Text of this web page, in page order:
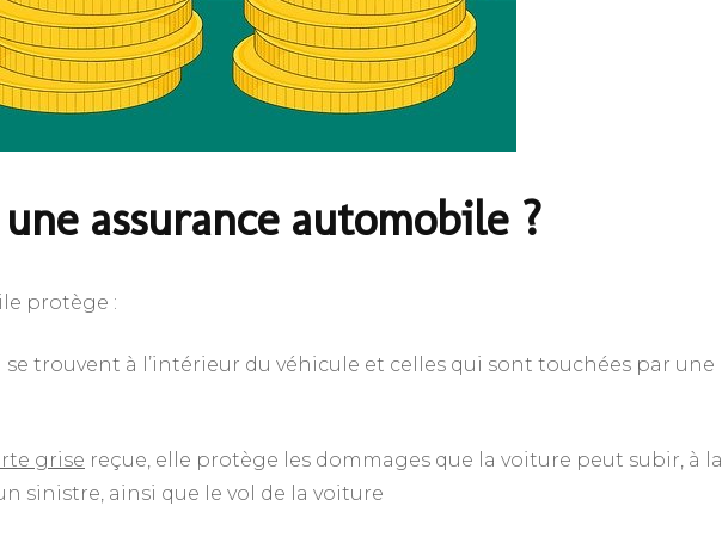
assurance automobile ?
protège :
se trouvent à l’intérieur du véhicule et celles qui sont touchées par une
grise reçue, elle protège les dommages que la voiture peut subir, à la
sinistre, ainsi que le vol de la voiture